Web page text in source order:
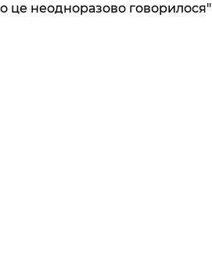
це неодноразово говорилося"